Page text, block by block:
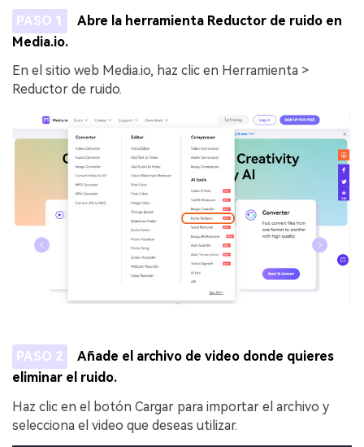
PASO 1
Abre la herramienta Reductor de ruido en
Media.io.
En el sitio web Media.io, haz clic en Herramienta >
Reductor de ruido.
PASO 2
Añade el archivo de video donde quieres
eliminar el ruido.
Haz clic en el botón Cargar para importar el archivo y
selecciona el video que deseas utilizar.